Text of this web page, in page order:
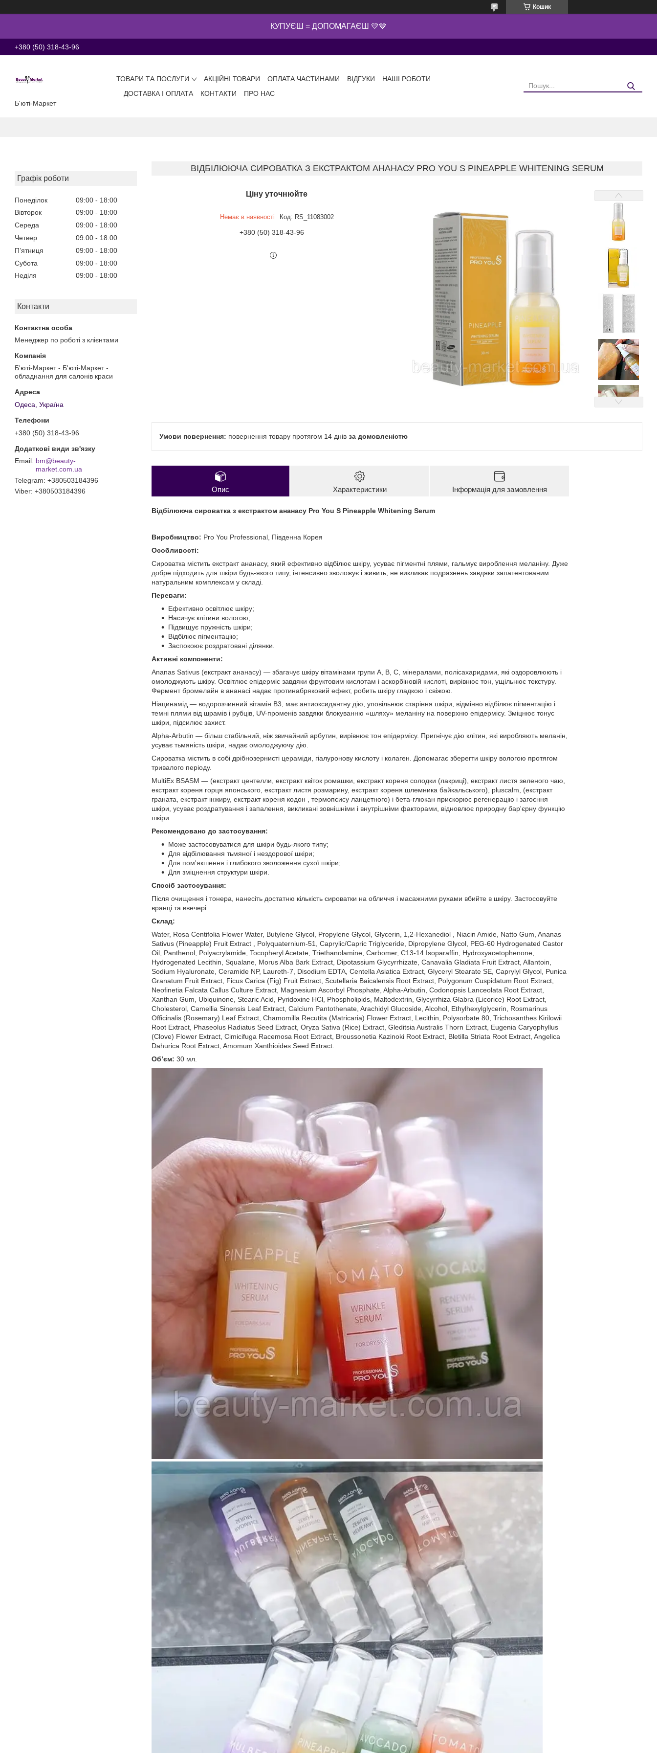
Кошик
КУПУЄШ = ДОПОМАГАЄШ 💛💙
+380 (50) 318-43-96
Б'юті-Маркет
ТОВАРИ ТА ПОСЛУГИ АКЦІЙНІ ТОВАРИ ОПЛАТА ЧАСТИНАМИ ВІДГУКИ
НАШІ РОБОТИ
ДОСТАВКА І ОПЛАТА
КОНТАКТИ ПРО НАС
Графік роботи
Понеділок 09:00
18:00
Вівторок
09:00
18:00
Середа
09:00
18:00
Четвер
09:00
18:00
Пʼятниця
09:00
18:00
Субота
09:00
18:00
Неділя
09:00 18:00
Контакти
Менеджер по роботі з клієнтами
Б'юті-Маркет - Б'юті-Маркет -
обладнання для салонів краси
Одеса, Україна
+380 (50) 318-43-96
bm@beauty-
market.com.ua
Telegram +380503184396
Viber +380503184396
ВІДБІЛЮЮЧА СИРОВАТКА З ЕКСТРАКТОМ АНАНАСУ PRO YOU S PINEAPPLE WHITENING SERUM
Ціну уточнюйте
Немає в наявності Код: RS_11083002
+380 (50) 318-43-96
повернення товару протягом 14 днів за домовленістю
Опис Характеристики Інформація для замовлення
Відбілююча сироватка з екстрактом ананасу Pro You S Pineapple Whitening Serum
Виробництво: Pro You Professional, Південна Корея
Особливості:
Сироватка містить екстракт ананасу, який ефективно відбілює шкіру, усуває пігментні плями, гальмує вироблення меланіну. Дуже
добре підходить для шкіри будь-якого типу, інтенсивно зволожує і живить, не викликає подразнень завдяки запатентованим
натуральним комплексам у складі.
Переваги:
Ефективно освітлює шкіру;
Насичує клітини вологою;
Підвищує пружність шкіри;
Відбілює пігментацію;
Заспокоює роздратовані ділянки.
Активні компоненти:
Ananas Sativus (екстракт ананасу) — збагачує шкіру вітамінами групи А, В, С, мінералами, полісахаридами, які оздоровлюють і
омолоджують шкіру. Освітлює епідерміс завдяки фруктовим кислотам і аскорбіновій кислоті, вирівнює тон, ущільнює текстуру.
Фермент бромелайн в ананасі надає протинабряковий ефект, робить шкіру гладкою і свіжою.
Ніацинамід — водорозчинний вітамін В3, має антиоксидантну дію, уповільнює старіння шкіри, відмінно відбілює пігментацію і
темні плями від шрамів і рубців, UV-променів завдяки блокуванню «шляху» меланіну на поверхню епідермісу. Зміцнює тонус
шкіри, підсилює захист.
Alpha-Arbutin — більш стабільний, ніж звичайний арбутин, вирівнює тон епідермісу. Пригнічує дію клітин, які виробляють меланін,
усуває тьмяність шкіри, надає омолоджуючу дію.
Сироватка містить в собі дрібнозернисті цераміди, гіалуронову кислоту і колаген. Допомагає зберегти шкіру вологою протягом
тривалого періоду.
MultiEx BSASM — (екстракт центелли, екстракт квіток ромашки, екстракт кореня солодки (лакриці), екстракт листя зеленого чаю,
екстракт кореня горця японського, екстракт листя розмарину, екстракт кореня шлемника байкальського), pluscalm, (екстракт
граната, екстракт інжиру, екстракт кореня кодон , термопсису ланцетного) і бета-глюкан прискорює регенерацію і загоєння
шкіри, усуває роздратування і запалення, викликані зовнішніми і внутрішніми факторами, відновлює природну бар'єрну функцію
шкіри.
Рекомендовано до застосування:
Може застосовуватися для шкіри будь-якого типу;
Для відбілювання тьмяної і нездорової шкіри;
Для пом'якшення і глибокого зволоження сухої шкіри;
Для зміцнення структури шкіри.
Спосіб застосування:
Після очищення і тонера, нанесіть достатню кількість сироватки на обличчя і масажними рухами вбийте в шкіру. Застосовуйте
вранці та ввечері.
Склад:
Water, Rosa Centifolia Flower Water, Butylene Glycol, Propylene Glycol, Glycerin, 1,2-Hexanediol , Niacin Amide, Natto Gum, Ananas
Sativus (Pineapple) Fruit Extract , Polyquaternium-51, Caprylic/Capric Triglyceride, Dipropylene Glycol, PEG-60 Hydrogenated Castor
Oil, Panthenol, Polyacrylamide, Tocopheryl Acetate, Triethanolamine, Carbomer, C13-14 Isoparaffin, Hydroxyacetophenone,
Hydrogenated Lecithin, Squalane, Morus Alba Bark Extract, Dipotassium Glycyrrhizate, Canavalia Gladiata Fruit Extract, Allantoin,
Sodium Hyaluronate, Ceramide NP, Laureth-7, Disodium EDTA, Centella Asiatica Extract, Glyceryl Stearate SE, Caprylyl Glycol, Punica
Granatum Fruit Extract, Ficus Carica (Fig) Fruit Extract, Scutellaria Baicalensis Root Extract, Polygonum Cuspidatum Root Extract,
Neofinetia Falcata Callus Culture Extract, Magnesium Ascorbyl Phosphate, Alpha-Arbutin, Codonopsis Lanceolata Root Extract,
Xanthan Gum, Ubiquinone, Stearic Acid, Pyridoxine HCl, Phospholipids, Maltodextrin, Glycyrrhiza Glabra (Licorice) Root Extract,
Cholesterol, Camellia Sinensis Leaf Extract, Calcium Pantothenate, Arachidyl Glucoside, Alcohol, Ethylhexylglycerin, Rosmarinus
Officinalis (Rosemary) Leaf Extract, Chamomilla Recutita (Matricaria) Flower Extract, Lecithin, Polysorbate 80, Trichosanthes Kirilowii
Root Extract, Phaseolus Radiatus Seed Extract, Oryza Sativa (Rice) Extract, Gleditsia Australis Thorn Extract, Eugenia Caryophyllus
(Clove) Flower Extract, Cimicifuga Racemosa Root Extract, Broussonetia Kazinoki Root Extract, Bletilla Striata Root Extract, Angelica
Dahurica Root Extract, Amomum Xanthioides Seed Extract.
Об’єм: 30 мл.